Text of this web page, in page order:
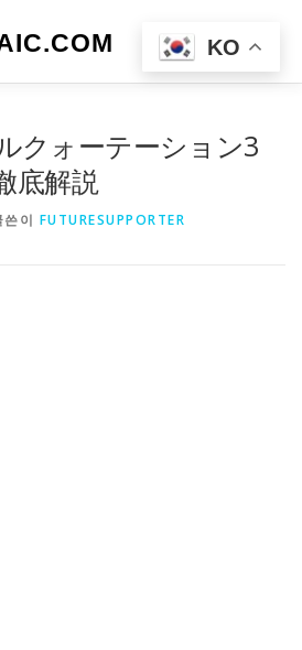
메뉴
クォーテーション3
底解説
쓴이 FUTURESUPPORTER
KO